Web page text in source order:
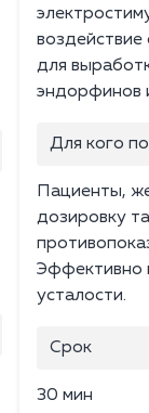
воздействие
для
эндорфинов
Для кого
Пациенты,
дозировку
Эффективно
усталости.
Срок
30 мин